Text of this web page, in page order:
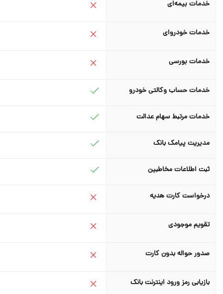
خدمات بیمه‌ای
خدمات خودروای
خدمات بورسی
خدمات حساب وکالتی خودرو
خدمات مرتبط سهام عدالت
مدیریت پیامک بانک
ثبت اطلاعات مخاطبین
درخواست کارت هدیه
تقویم موجودی
صدور حواله بدون کارت
بازیابی رمز ورود اینترنت بانک